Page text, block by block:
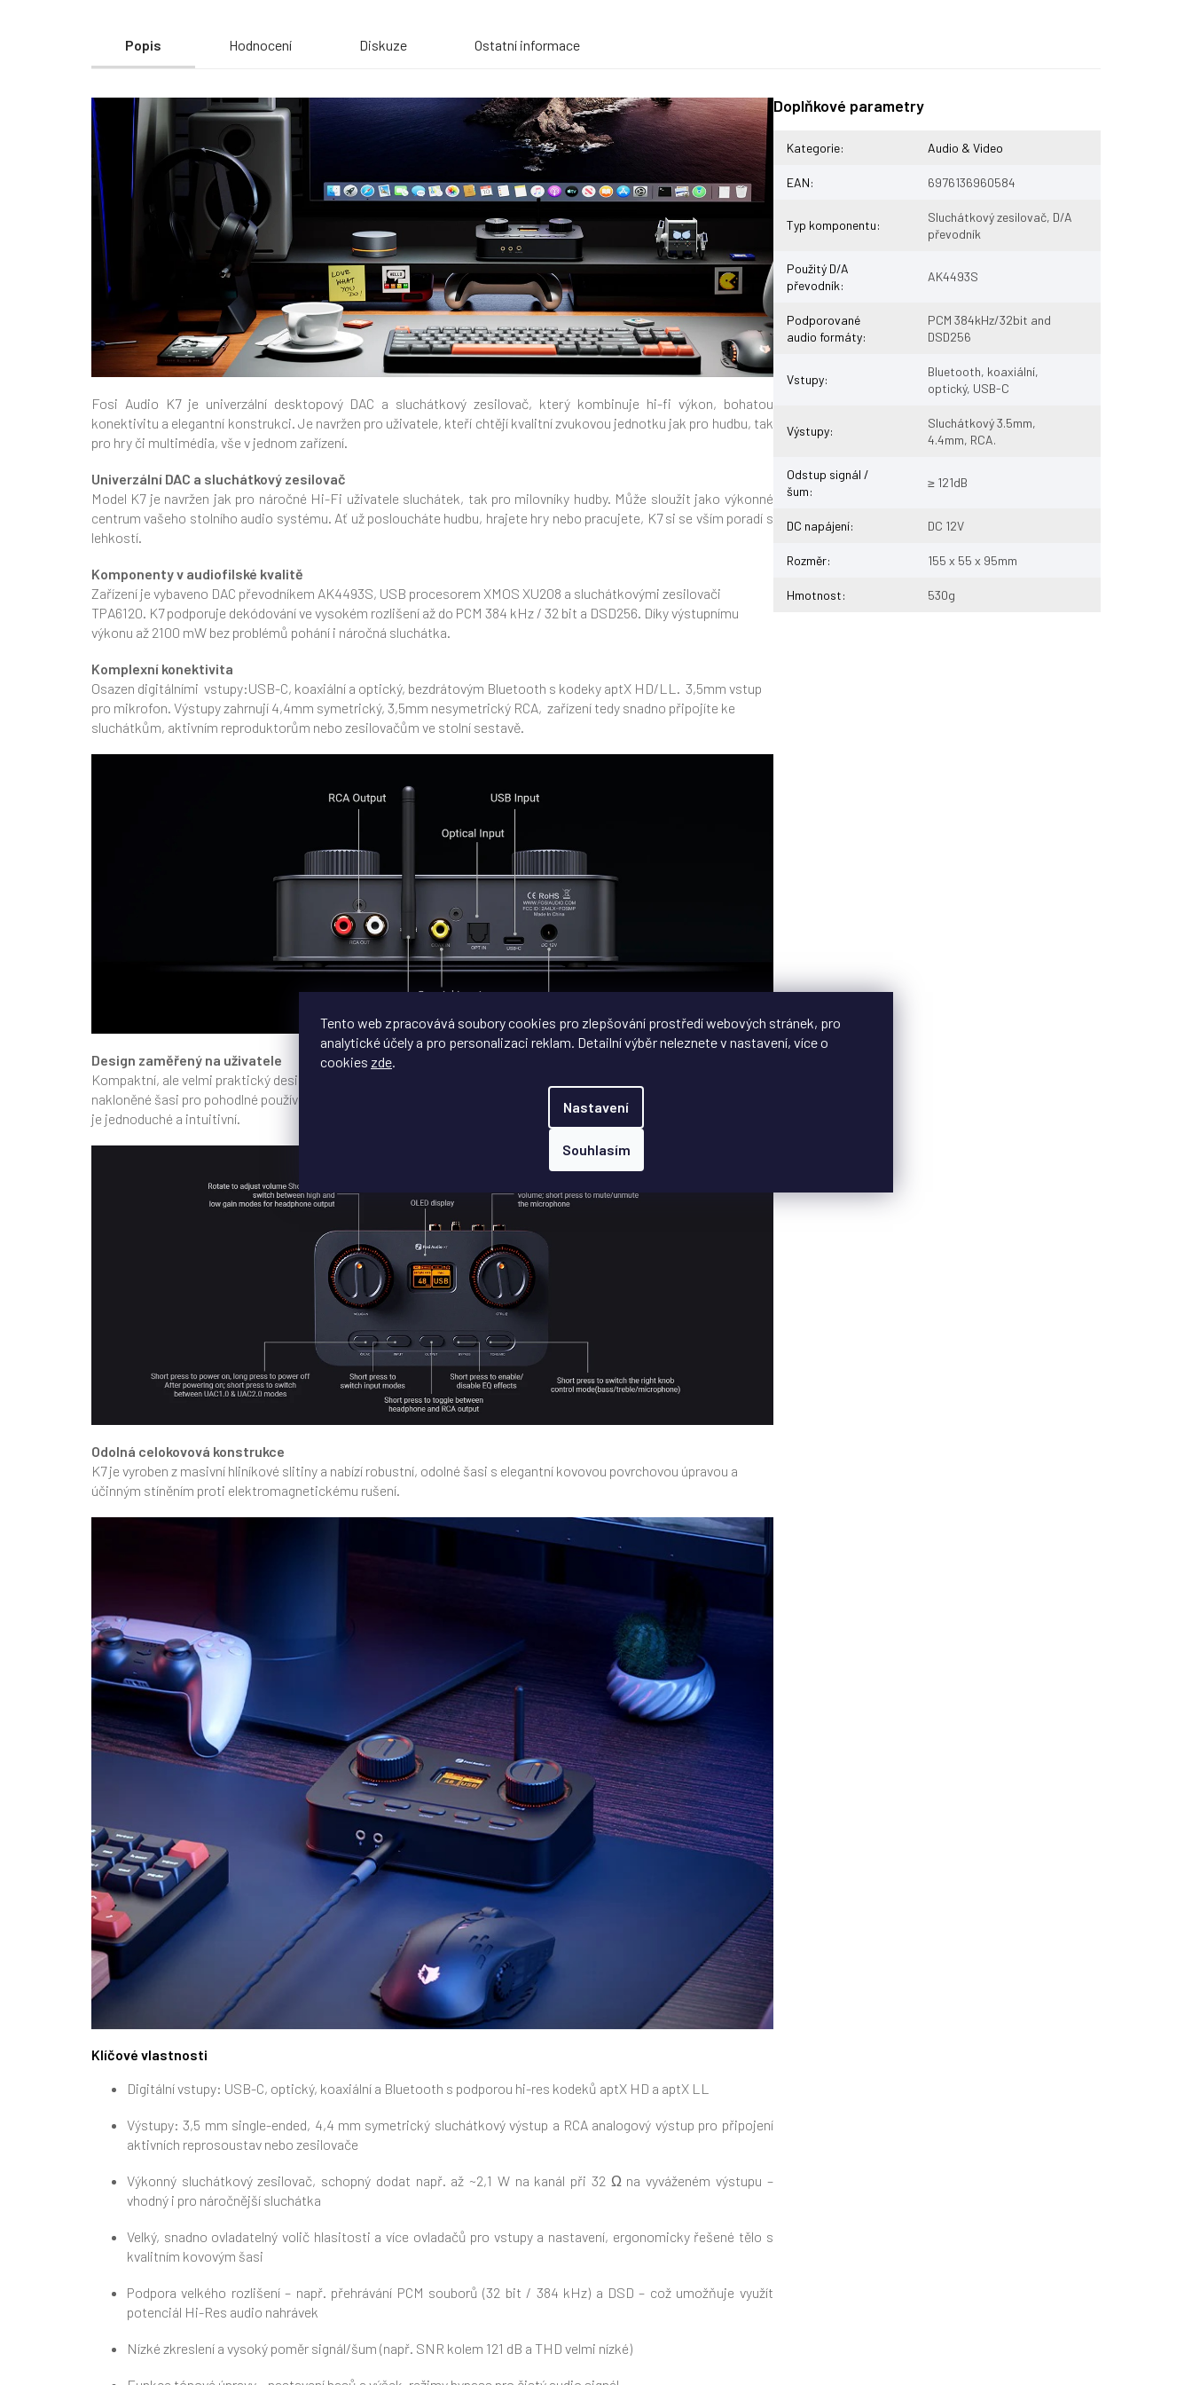
Tento web zpracovává soubory cookies pro zlepšování prostředí webových stránek, pro
analytické účely a pro personalizaci reklam. Detailní výběr neleznete v nastavení, více o
cookies zde.
Nastavení
Souhlasím
Popis Hodnocení Diskuze Ostatní informace
Fosi Audio K7 je univerzální desktopový DAC a sluchátkový zesilovač, který kombinuje hi-fi výkon, bohatou
konektivitu a elegantní konstrukci. Je navržen pro uživatele, kteří chtějí kvalitní zvukovou jednotku jak pro hudbu, tak
pro hry či multimédia, vše v jednom zařízení.
Univerzální DAC a sluchátkový zesilovač
Model K7 je navržen jak pro náročné Hi-Fi uživatele sluchátek, tak pro milovníky hudby. Může sloužit jako výkonné
centrum vašeho stolního audio systému. Ať už posloucháte hudbu, hrajete hry nebo pracujete, K7 si se vším poradí s
lehkostí.
Komponenty v audiofilské kvalitě
Zařízení je vybaveno DAC převodníkem AK4493S, USB procesorem XMOS XU208 a sluchátkovými zesilovači
TPA6120. K7 podporuje dekódování ve vysokém rozlišení až do PCM 384 kHz / 32 bit a DSD256. Díky výstupnímu
výkonu až 2100 mW bez problémů pohání i náročná sluchátka.
Komplexní konektivita
Osazen digitálními vstupy:USB-C, koaxiální a optický, bezdrátovým Bluetooth s kodeky aptX HD/LL. 3,5mm vstup
pro mikrofon. Výstupy zahrnují 4,4mm symetrický, 3,5mm nesymetrický RCA, zařízení tedy snadno připojíte ke
sluchátkům, aktivním reproduktorům nebo zesilovačům ve stolní sestavě.
Design zaměřený na uživatele
Kompaktní, ale velmi praktický design nabízí dva velké fyzické ovladače, pět tlačítek pro rychlé funkce a mírně
nakloněné šasi pro pohodlné používání. Displej s vysokým rozlišením zobrazuje aktuální stav zařízení, takže ovládání
je jednoduché a intuitivní.
Odolná celokovová konstrukce
K7 je vyroben z masivní hliníkové slitiny a nabízí robustní, odolné šasi s elegantní kovovou povrchovou úpravou a
účinným stíněním proti elektromagnetickému rušení.
Klíčové vlastnosti
Digitální vstupy: USB-C, optický, koaxiální a Bluetooth s podporou hi-res kodeků aptX HD a aptX LL
Výstupy: 3,5 mm single-ended, 4,4 mm symetrický sluchátkový výstup a RCA analogový výstup pro připojení
aktivních reprosoustav nebo zesilovače
Výkonný sluchátkový zesilovač, schopný dodat např. až ~2,1 W na kanál při 32 Ω na vyváženém výstupu –
vhodný i pro náročnější sluchátka
Velký, snadno ovladatelný volič hlasitosti a více ovladačů pro vstupy a nastavení, ergonomicky řešené tělo s
kvalitním kovovým šasi
Podpora velkého rozlišení – např. přehrávání PCM souborů (32 bit / 384 kHz) a DSD – což umožňuje využít
potenciál Hi-Res audio nahrávek
Nízké zkreslení a vysoký poměr signál/šum (např. SNR kolem 121 dB a THD velmi nízké)
Doplňkové parametry
Kategorie: Audio & Video
EAN: 6976136960584
Typ komponentu:
Sluchátkový zesilovač, D/A
převodník
Použitý D/A
převodník:
AK4493S
Podporované
audio formáty:
PCM 384kHz/32bit and
DSD256
Vstupy:
Bluetooth, koaxiální,
optický, USB-C
Výstupy:
Sluchátkový 3.5mm,
4.4mm, RCA.
Odstup signál /
šum:
≥ 121dB
DC napájení: DC 12V
Rozměr: 155 x 55 x 95mm
Hmotnost: 530g